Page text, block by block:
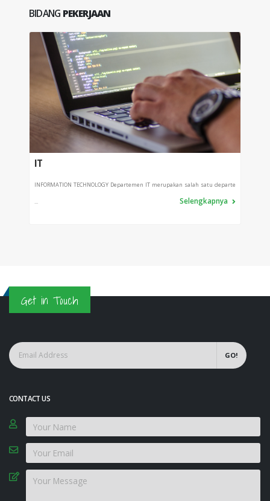
BIDANG PEKERJAAN
IT
INFORMATION TECHNOLOGY Departemen IT merupakan salah satu departe
... Selengkapnya
Get in Touch
GO!
CONTACT US